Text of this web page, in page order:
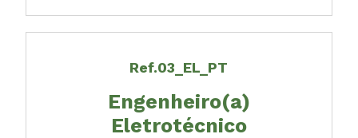
Ref.03_EL_PT
Engenheiro(a)
Eletrotécnico